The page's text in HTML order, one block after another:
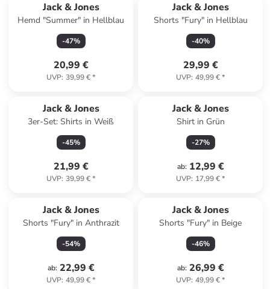
Jack & Jones
Hemd "Summer" in Hellblau
-47%
20,99 €
UVP: 39,99 €*
Jack & Jones
Shorts "Fury" in Hellblau
-40%
29,99 €
UVP: 49,99 €*
Jack & Jones
3er-Set: Shirts in Weiß
-45%
21,99 €
UVP: 39,99 €*
Jack & Jones
Shirt in Grün
-27%
ab: 12,99 €
UVP: 17,99 €*
Jack & Jones
Shorts "Fury" in Anthrazit
-54%
ab: 22,99 €
UVP: 49,99 €*
Jack & Jones
Shorts "Fury" in Beige
-46%
ab: 26,99 €
UVP: 49,99 €*